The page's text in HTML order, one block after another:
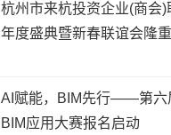
杭州市来杭投资企业(商会)
年度盛典暨新春联谊会隆
AI赋能，BIM先行——第六
BIM应用大赛报名启动